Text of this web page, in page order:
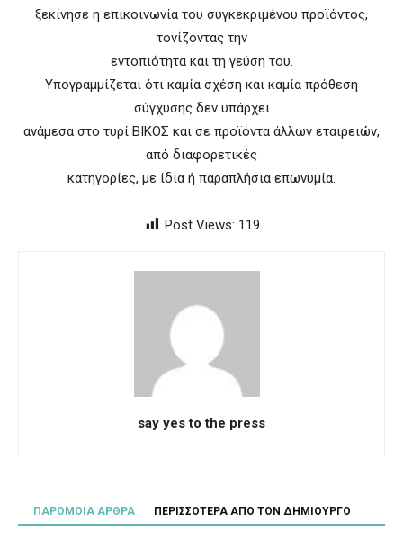
ξεκίνησε η επικοινωνία του συγκεκριμένου προϊόντος,
τονίζοντας την
εντοπιότητα και τη γεύση του.
Υπογραμμίζεται ότι καμία σχέση και καμία πρόθεση
σύγχυσης δεν υπάρχει
ανάμεσα στο τυρί ΒΙΚΟΣ και σε προϊόντα άλλων εταιρειών,
από διαφορετικές
κατηγορίες, με ίδια ή παραπλήσια επωνυμία.
Post Views: 119
say yes to the press
ΠΑΡΟΜΟΙΑ ΑΡΘΡΑ ΠΕΡΙΣΣΟΤΕΡΑ ΑΠΟ ΤΟΝ ΔΗΜΙΟΥΡΓΟ